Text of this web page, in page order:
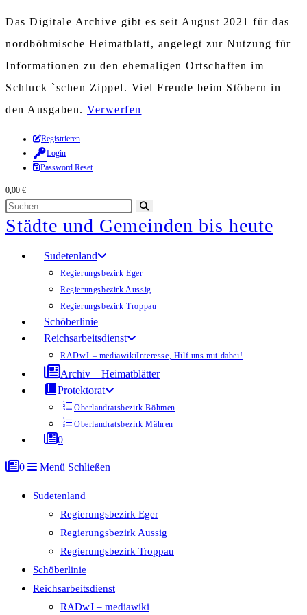
Das Digitale Archive gibt es seit August 2021 für das
nordböhmische Heimatblatt, angelegt zur Nutzung für
Informationen zu den ehemaligen Ortschaften im
Schluck `schen Zippel. Viel Freude beim Stöbern in
den Ausgaben. Verwerfen
Zum
Inhalt
springen
Registrieren
Login
Password Reset
0,00 €
Diese
Website
durchsuchen
starten
Städte und Gemeinden bis heute
Sudetenland
Regierungsbezirk Eger
Regierungsbezirk Aussig
Regierungsbezirk Troppau
Schöberlinie
Reichsarbeitsdienst
RADwJ – mediawikiInteresse, Hilf uns mit dabei!
Archiv – Heimatblätter
Protektorat
Oberlandratsbezirk Böhmen
Oberlandratsbezirk Mähren
0
0 Menü Schließen
Sudetenland
Regierungsbezirk Eger
Regierungsbezirk Aussig
Regierungsbezirk Troppau
Schöberlinie
Reichsarbeitsdienst
RADwJ – mediawiki